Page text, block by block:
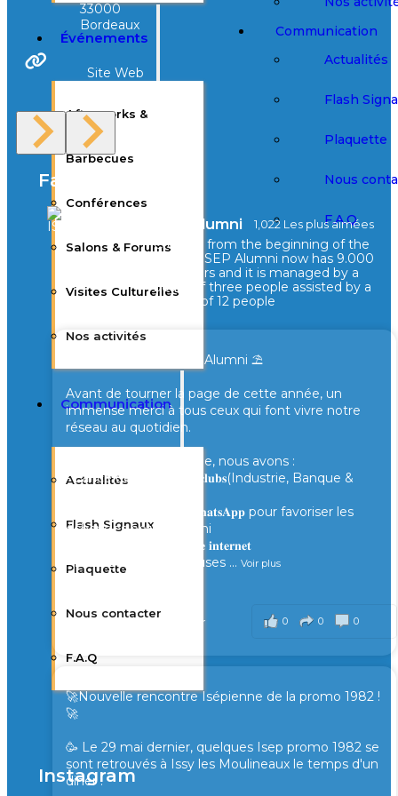
Événements
Afterworks &
Barbecues
Conférences
Salons & Forums
Visites Culturelles
Nos activités
Communication
Actualités
Flash Signaux
Plaquette
Nous contacter
F.A.Q
Communication
Actualités
Flash
Plaquette
Nous
F.A.Q
33000
Bordeaux
Site Web
Facebook
ISEPAlumni 1,022 Les plus aimées
Created from the beginning of the
school, ISEP Alumni now has 9.000
members and it is managed by a
board of three people assisted by a
council of 12 people
⛱️ Pause estivale Isep Alumni ⛱️
Avant de tourner la page de cette année, un
immense merci à tous ceux qui font vivre notre
réseau au quotidien.
Cette année, ensemble, nous avons :
- Lancé de nouveaux 𝐜𝐥𝐮𝐛𝐬(Industrie, Banque &
- Créé des groupes 𝐖𝐡𝐚𝐭𝐬𝐀𝐩𝐩 pour favoriser les
échanges entre Alumni
- Fait évoluer notre 𝐬𝐢𝐭𝐞 𝐢𝐧𝐭𝐞𝐫𝐧𝐞𝐭
- Partagé de nombreuses ... Voir plus
0 0 0
Voir sur Facebook · Partager
🚀Nouvelle rencontre Isépienne de la promo 1982 !
🚀
🥳 Le 29 mai dernier, quelques Isep promo 1982 se
sont retrouvés à Issy les Moulineaux le temps d'un
diner !
Instagram